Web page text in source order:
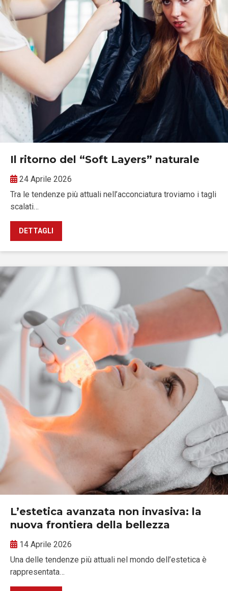
Il ritorno del “Soft Layers” naturale
24 Aprile 2026
Tra le tendenze più attuali nell’acconciatura troviamo i tagli
scalati…
DETTAGLI
L’estetica avanzata non invasiva: la
nuova frontiera della bellezza
14 Aprile 2026
Una delle tendenze più attuali nel mondo dell’estetica è
rappresentata…